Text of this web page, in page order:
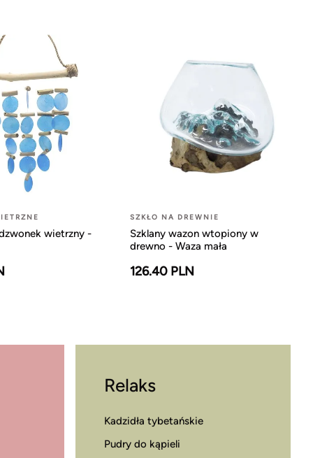
wietrzny -
SZKŁO NA DREWNIE
Szklany wazon wtopiony w
drewno - Waza mała
126.40 PLN
Relaks
Kadzidła tybetańskie
Pudry do kąpieli